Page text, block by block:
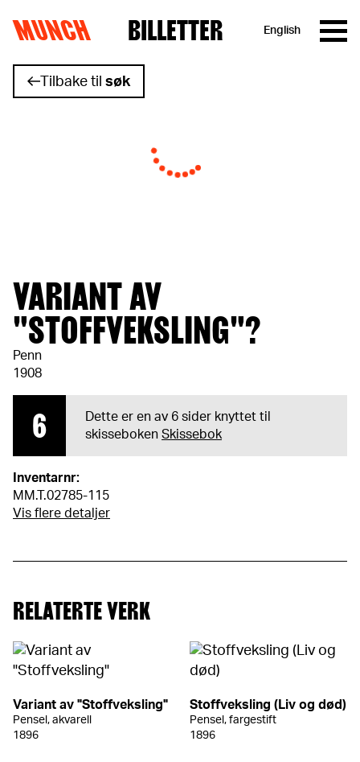
Hopp til innhold
MUNCH BILLETTER English
Tilbake til søk
VARIANT AV
"STOFFVEKSLING"?
Penn
1908
6
Dette er en av 6 sider knyttet til
skisseboken Skissebok
Inventarnr:
MM.T.02785-115
Vis flere detaljer
RELATERTE VERK
Variant av "Stoffveksling"
Pensel, akvarell
1896
Stoffveksling (Liv og død)
Pensel, fargestift
1896